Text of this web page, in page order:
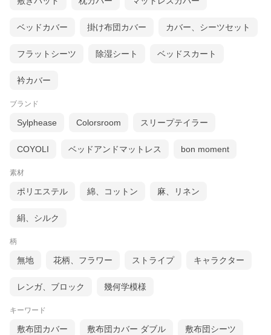
吸湿性が高く、一年中さらっと快適な綿100％生地！
季節を問わずお使いいただける、綿100％・平織り生
地を使用。 直接肌にふれるものだからこそ、こだわり
感じにくい心地よさが続きます。
・横（60〜100cm）×縦（100〜150cm）
びいただけます。
の通信欄（備考欄）へ記載して下さい。（例/87×148c
m）
へ
れより大きなサイズはお作りできませんので、ご注文
の際にご確認くださいませ。
3.カバーの留め具を選択！
ベッドカバー 掛け布団カバー カバー、シーツセット
フラットシーツ 除湿シート ベッドスカート
衿カバー
ブランド
Sylphease Colorsroom スリープテイラー
COYOLI ベッドアンドマットレス bon moment
素材
ポリエステル 綿、コットン 麻、リネン
絹、シルク
柄
無地 花柄、フラワー ストライプ キャラクター
レンガ、ブロック 幾何学模様
キーワード
敷布団カバー 敷布団カバー ダブル 敷布団シーツ